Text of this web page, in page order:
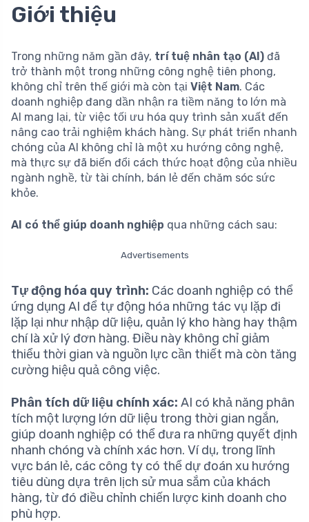
Giới thiệu
Trong những năm gần đây, trí tuệ nhân tạo (AI) đã
trở thành một trong những công nghệ tiên phong,
không chỉ trên thế giới mà còn tại Việt Nam. Các
doanh nghiệp đang dần nhận ra tiềm năng to lớn mà
AI mang lại, từ việc tối ưu hóa quy trình sản xuất đến
nâng cao trải nghiệm khách hàng. Sự phát triển nhanh
chóng của AI không chỉ là một xu hướng công nghệ,
mà thực sự đã biến đổi cách thức hoạt động của nhiều
ngành nghề, từ tài chính, bán lẻ đến chăm sóc sức
khỏe.
AI có thể giúp doanh nghiệp qua những cách sau:
Advertisements
Tự động hóa quy trình: Các doanh nghiệp có thể
ứng dụng AI để tự động hóa những tác vụ lặp đi
lặp lại như nhập dữ liệu, quản lý kho hàng hay thậm
chí là xử lý đơn hàng. Điều này không chỉ giảm
thiểu thời gian và nguồn lực cần thiết mà còn tăng
cường hiệu quả công việc.
Phân tích dữ liệu chính xác: AI có khả năng phân
tích một lượng lớn dữ liệu trong thời gian ngắn,
giúp doanh nghiệp có thể đưa ra những quyết định
nhanh chóng và chính xác hơn. Ví dụ, trong lĩnh
vực bán lẻ, các công ty có thể dự đoán xu hướng
tiêu dùng dựa trên lịch sử mua sắm của khách
hàng, từ đó điều chỉnh chiến lược kinh doanh cho
phù hợp.